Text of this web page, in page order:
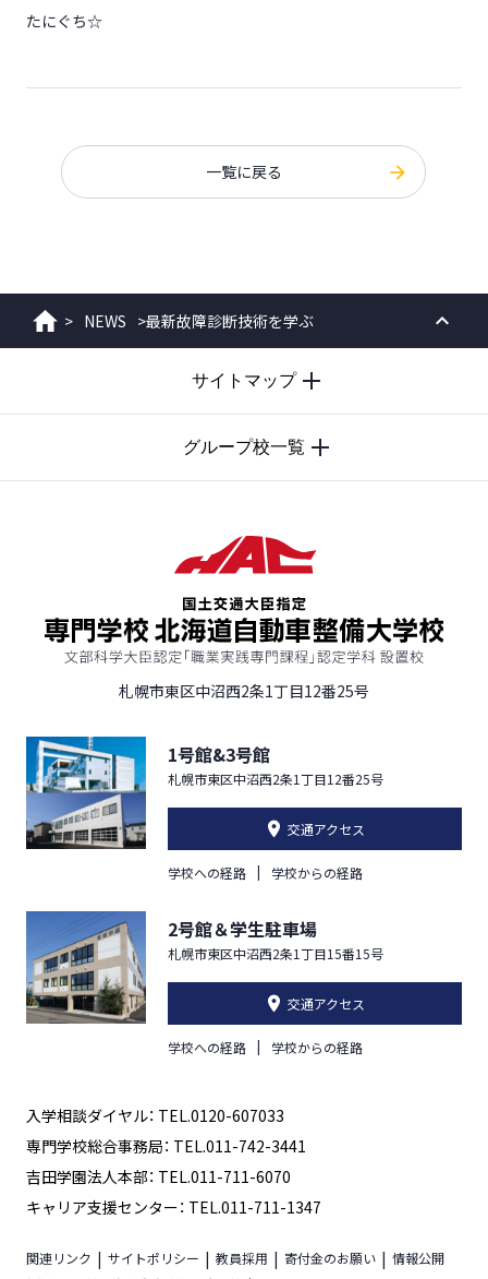
たにぐち☆
一覧に戻る
ホーム
> NEWS >最新故障診断技術を学ぶ
PAGE
サイトマップ
グループ校一覧
札幌市東区中沼西2条1丁目12番25号
1号館&3号館
札幌市東区中沼西2条1丁目12番25号
交通アクセス
学校への経路 学校からの経路
2号館＆学生駐車場
札幌市東区中沼西2条1丁目15番15号
交通アクセス
学校への経路 学校からの経路
入学相談ダイヤル： TEL.0120-607033
専門学校総合事務局： TEL.011-742-3441
吉田学園法人本部： TEL.011-711-6070
キャリア支援センター： TEL.011-711-1347
関連リンク サイトポリシー 教員採用 寄付金のお願い
情報公開